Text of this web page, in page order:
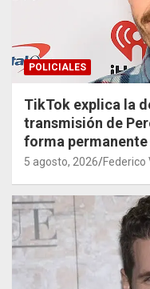
POLICIALES
TikTok explica la
transmisión de
forma
5 agosto, 2026 Federico